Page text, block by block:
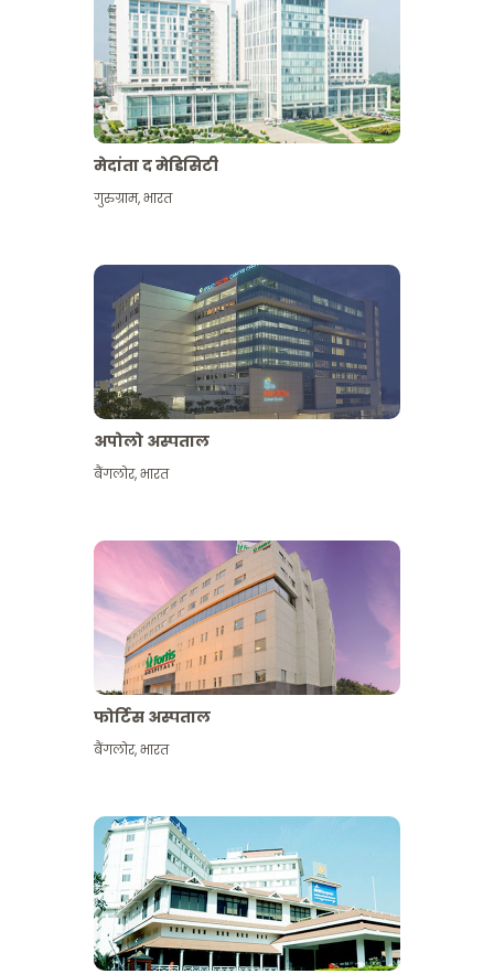
मेदांता द मेडिसिटी
गुरुग्राम,भारत
अपोलो अस्पताल
बैंगलोर,भारत
फोर्टिस अस्पताल
बैंगलोर,भारत